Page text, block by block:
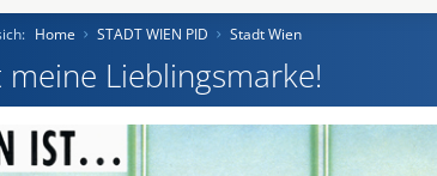
Home STADT WIEN PID Stadt Wien
meine Lieblingsmarke!